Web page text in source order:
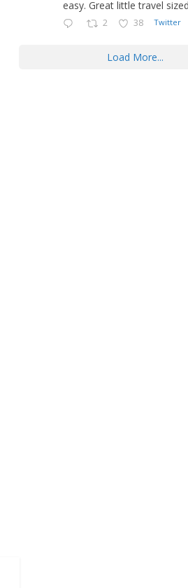
easy. Great little travel
2 38 Twitter
Load More...